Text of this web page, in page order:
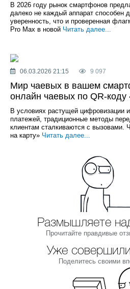
В 2026 году рынок смартфонов
далеко не каждый аппарат способен
уверенность, что и проверенная
Pro Max в новой Читать далее...
06.03.2026 21:15 9 097
Мир чаевых в вашем
онлайн чаевых по QR-
В условиях растущей цифровизации
платежей, традиционные методы
клиентам сталкиваются с вызовами.
на карту» Читать далее...
Размышляете
Прочитайте правдивые
Уже
Поделитесь своими